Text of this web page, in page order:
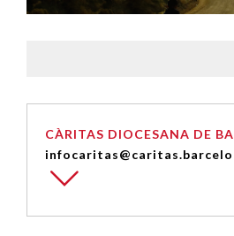
CÀRITAS DIOCESANA DE